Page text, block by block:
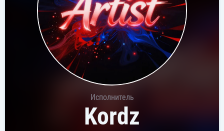
Исполнитель
Kordz